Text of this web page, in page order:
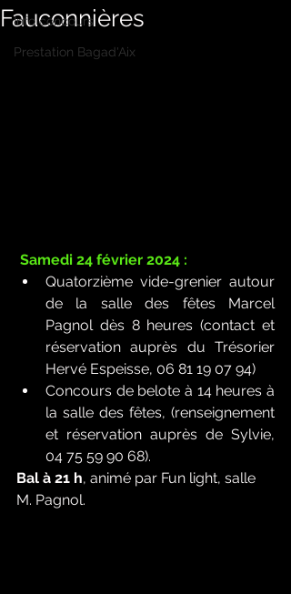
Info concours
Prestation Bagad'Aix
Fauconnières
Samedi 24 février 2024 :
Quatorzième vide-grenier autour
de la salle des fêtes Marcel
Pagnol dès 8 heures (contact et
réservation auprès du Trésorier
Hervé Espeisse, 06 81 19 07 94)
Concours de belote à 14 heures à
la salle des fêtes, (renseignement
et réservation auprès de Sylvie,
04 75 59 90 68).
Bal à 21 h, animé par Fun light, salle
M. Pagnol.